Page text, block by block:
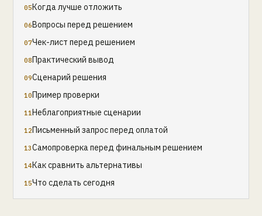
Когда лучше отложить
Вопросы перед решением
Чек-лист перед решением
Практический вывод
Сценарий решения
Пример проверки
Неблагоприятные сценарии
Письменный запрос перед оплатой
Самопроверка перед финальным решением
Как сравнить альтернативы
Что сделать сегодня